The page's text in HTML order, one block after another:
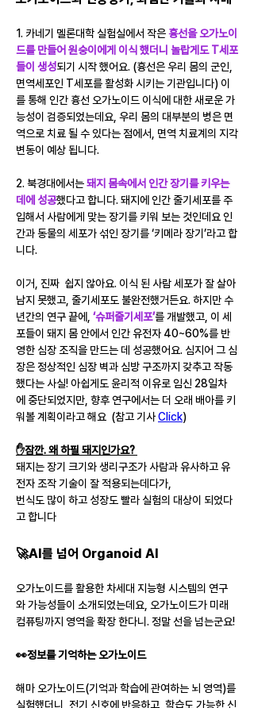
1. 카네기 멜론대학 실험실에서 작은 흉선을 오가노이
드를 만들어 원숭이에게 이식 했더니 놀랍게도 T세포
들이 생성되기 시작 했어요. (흉선은 우리 몸의 군인,
면역세포인 T세포를 활성화 시키는 기관입니다) 이
를 통해 인간 흉선 오가노이드 이식에 대한 새로운 가
능성이 검증되었는데요, 우리 몸의 대부분의 병은 면
역으로 치료 될 수 있다는 점에서, 면역 치료계의 지각
변동이 예상 됩니다.
2. 북경대에서는 돼지 몸속에서 인간 장기를 키우는
데에 성공했다고 합니다. 돼지에 인간 줄기세포를 주
입해서 사람에게 맞는 장기를 키워 보는 것인데요 인
간과 동물의 세포가 섞인 장기를 ‘키메라 장기’라고 합
니다.
이거, 진짜  쉽지 않아요. 이식 된 사람 세포가 잘 살아
남지 못했고, 줄기세포도 불완전했거든요. 하지만 수
년간의 연구 끝에, ‘슈퍼줄기세포’를 개발했고, 이 세
포들이 돼지 몸 안에서 인간 유전자 40~60%를 반
영한 심장 조직을 만드는 데 성공했어요. 심지어 그 심
장은 정상적인 심장 벽과 심방 구조까지 갖추고 작동
했다는 사실! 아쉽게도 윤리적 이유로 임신 28일차
에 중단되었지만, 향후 연구에서는 더 오래 배아를 키
워볼 계획이라고 해요  (참고 기사 Click)
✋잠깐. 왜 하필 돼지인가요?
돼지는 장기 크기와 생리구조가 사람과 유사하고 유
전자 조작 기술이 잘 적용되는데다가,
번식도 많이 하고 성장도 빨라 실험의 대상이 되었다
고 합니다
🚀AI를 넘어 Organoid AI
오가노이드를 활용한 차세대 지능형 시스템의 연구
와 가능성들이 소개되었는데요, 오가노이드가 미래
컴퓨팅까지 영역을 확장 한다니. 정말 선을 넘는군요!
👀정보를 기억하는 오가노이드
해마 오가노이드(기억과 학습에 관여하는 뇌 영역)를
실험했더니, 전기 신호에 반응하고, 학습도 가능한 신